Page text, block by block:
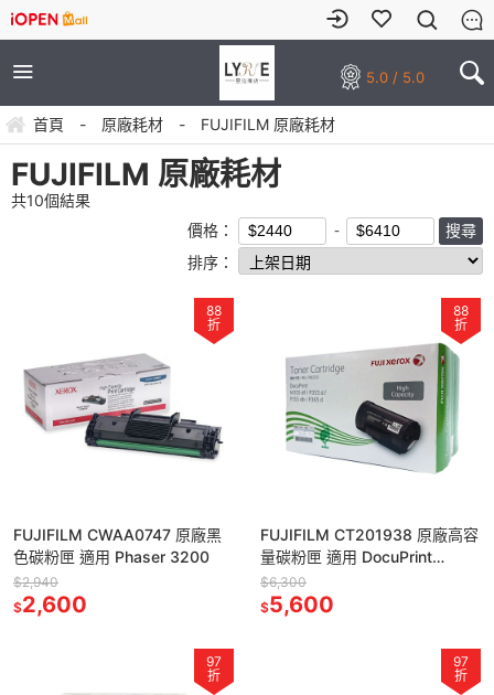
5.0 / 5.0
首頁 - 原廠耗材 - FUJIFILM 原廠耗材
FUJIFILM 原廠耗材
共10個結果
價格：
排序：
88
折
FUJIFILM CWAA0747 原廠黑
色碳粉匣 適用 Phaser 3200
$2,940
$2,600
88
折
FUJIFILM CT201938 原廠高容
量碳粉匣 適用 DocuPrint
M355df/P355d/P365d
$6,300
$5,600
97
折
97
折